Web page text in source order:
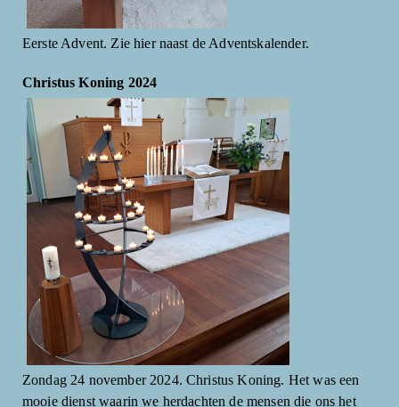
Eerste Advent. Zie hier naast de Adventskalender.
Christus Koning 2024
Zondag 24 november 2024. Christus Koning. Het was een
mooie dienst waarin we herdachten de mensen die ons het